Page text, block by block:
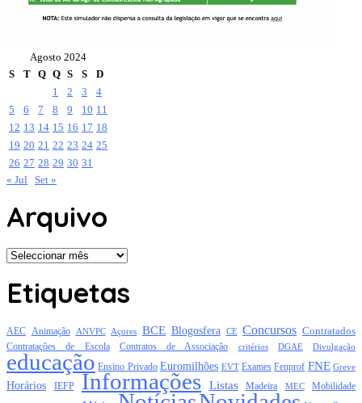
Agosto 2024
S
T Q Q S S
D
1
2 3
4
5
6 7 8 9 10 11
12 13 14 15 16 17 18
19 20 21 22 23 24 25
26 27 28 29 30 31
« Jul Set »
Arquivo
Arquivo
Etiquetas
AEC Animação ANVPC Açores BCE Blogosfera CE Concursos Contratados
Contratações de Escola Contratos de Associação critérios DGAE Divulgação
educação Ensino Privado Euromilhões EVT Exames Fenprof FNE Greve
Horários IEFP Informações Listas Madeira MEC Mobilidade